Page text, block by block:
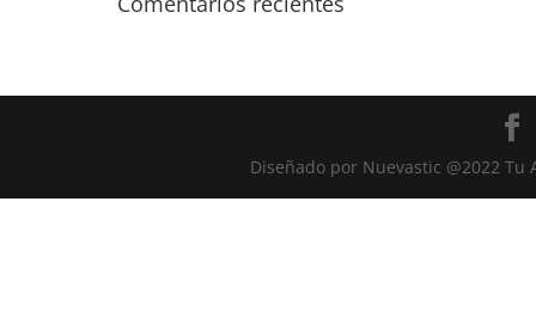
Diseñado por Nuevastic @2022